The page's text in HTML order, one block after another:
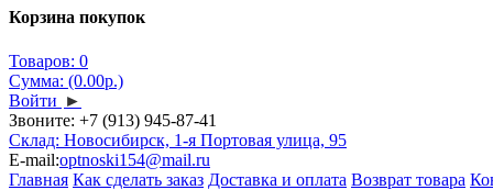
Корзина покупок
Товаров: 0
Сумма: (0.00р.)
Войти ►
Звоните: +7 (913) 945-87-41
Склад: Новосибирск, 1-я Портовая улица, 95
E-mail:optnoski154@mail.ru
Главная Как сделать заказ Доставка и оплата Возврат товара